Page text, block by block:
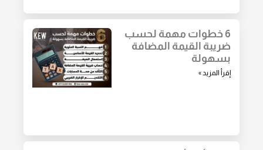
6 خطوات مهمة لحسب
ضريبة القيمة المضافة
بسهولة
إقرأ المزيد »